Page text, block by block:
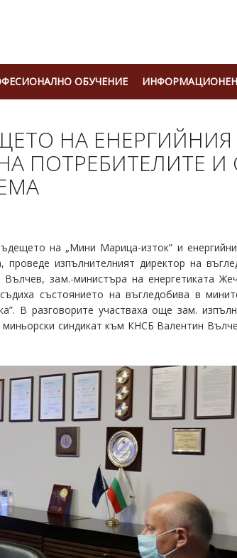
ОБУЧЕНИЕ
НА
ПОТРЕБИТЕЛИТЕ
на „Мини Марица-изток” и
проведе изпълнителният директор на
зам.-министъра на енергетиката
състоянието на въгледобива в
В разговорите участваха още зам.
синдикат към КНСБ Валентин